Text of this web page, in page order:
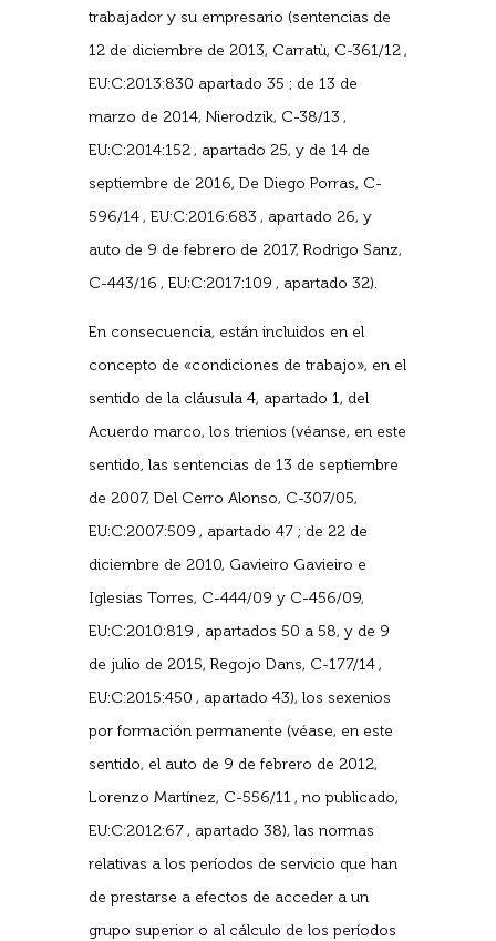
trabajador y su empresario (sentencias de
12 de diciembre de 2013, Carratù, C-361/12 ,
EU:C:2013:830 apartado 35 ; de 13 de
marzo de 2014, Nierodzik, C-38/13 ,
EU:C:2014:152 , apartado 25, y de 14 de
septiembre de 2016, De Diego Porras, C-
596/14 , EU:C:2016:683 , apartado 26, y
auto de 9 de febrero de 2017, Rodrigo Sanz,
C-443/16 , EU:C:2017:109 , apartado 32).
En consecuencia, están incluidos en el
concepto de «condiciones de trabajo», en el
sentido de la cláusula 4, apartado 1, del
Acuerdo marco, los trienios (véanse, en este
sentido, las sentencias de 13 de septiembre
de 2007, Del Cerro Alonso, C-307/05,
EU:C:2007:509 , apartado 47 ; de 22 de
diciembre de 2010, Gavieiro Gavieiro e
Iglesias Torres, C-444/09 y C-456/09,
EU:C:2010:819 , apartados 50 a 58, y de 9
de julio de 2015, Regojo Dans, C-177/14 ,
EU:C:2015:450 , apartado 43), los sexenios
por formación permanente (véase, en este
sentido, el auto de 9 de febrero de 2012,
Lorenzo Martínez, C-556/11 , no publicado,
EU:C:2012:67 , apartado 38), las normas
relativas a los períodos de servicio que han
de prestarse a efectos de acceder a un
grupo superior o al cálculo de los períodos